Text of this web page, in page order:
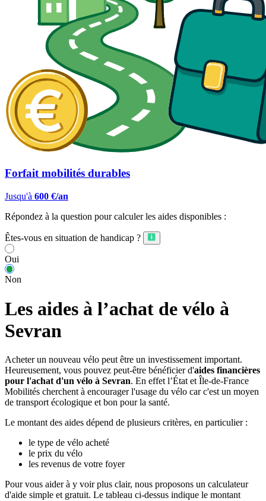
Forfait mobilités durables
Jusqu'à 600 €/an
Répondez à la question pour calculer les aides disponibles :
Êtes-vous en situation de handicap ?
Oui
Non
Les aides à l’achat de vélo à
Sevran
Acheter un nouveau vélo peut être un investissement important.
Heureusement, vous pouvez peut-être bénéficier d'aides financières
pour l'achat d'un vélo à Sevran. En effet l’État et Île-de-France
Mobilités cherchent à encourager l'usage du vélo car c'est un moyen
de transport écologique et bon pour la santé.
Le montant des aides dépend de plusieurs critères, en particulier :
le type de vélo acheté
le prix du vélo
les revenus de votre foyer
Pour vous aider à y voir plus clair, nous proposons un calculateur
d'aide simple et gratuit. Le tableau ci-dessus indique le montant